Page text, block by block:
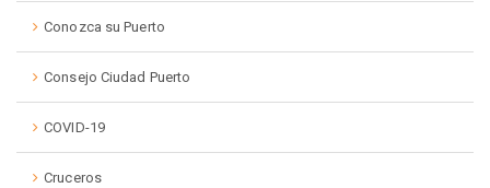
Conozca su Puerto
Consejo Ciudad Puerto
COVID-19
Cruceros